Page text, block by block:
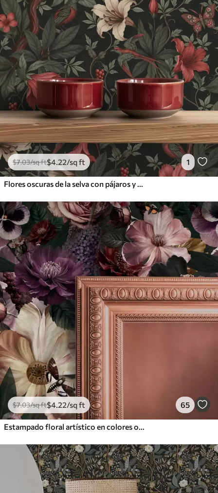
$7.03/sq ft$4.22/sq ft 1
Flores oscuras de la selva con pájaros y mariposas
$7.03/sq ft$4.22/sq ft 65
Estampado floral artístico en colores oscuros